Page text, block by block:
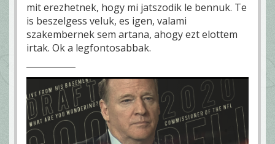
mit erezhetnek, hogy mi jatszodik le bennuk. Te
is beszelgess veluk, es igen, valami
szakembernek sem artana, ahogy ezt elottem
irtak. Ok a legfontosabbak.